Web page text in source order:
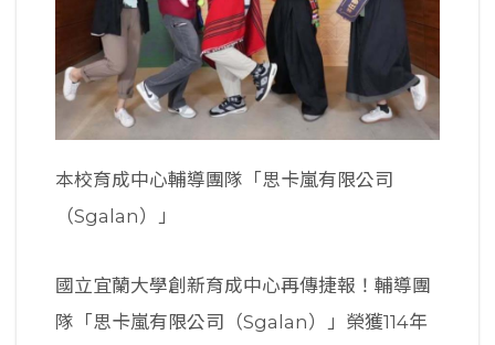
本校育成中心輔導團隊「思卡嵐有限公司
（Sgalan）」
國立宜蘭大學創新育成中心再傳捷報！輔導團
隊「思卡嵐有限公司（Sgalan）」榮獲114年